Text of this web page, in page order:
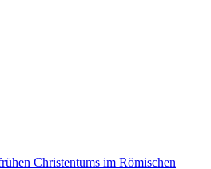
Christentums im Römischen